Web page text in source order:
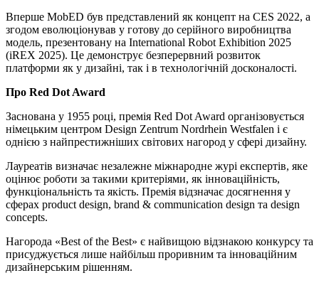
Вперше MobED був представлений як концепт на CES 2022, а
згодом еволюціонував у готову до серійного виробництва
модель, презентовану на International Robot Exhibition 2025
(iREX 2025). Це демонструє безперервний розвиток
платформи як у дизайні, так і в технологічній досконалості.
Про Red Dot Award
Заснована у 1955 році, премія Red Dot Award організовується
німецьким центром Design Zentrum Nordrhein Westfalen і є
однією з найпрестижніших світових нагород у сфері дизайну.
Лауреатів визначає незалежне міжнародне журі експертів, яке
оцінює роботи за такими критеріями, як інноваційність,
функціональність та якість. Премія відзначає досягнення у
сферах product design, brand & communication design та design
concepts.
Нагорода «Best of the Best» є найвищою відзнакою конкурсу та
присуджується лише найбільш проривним та інноваційним
дизайнерським рішенням.